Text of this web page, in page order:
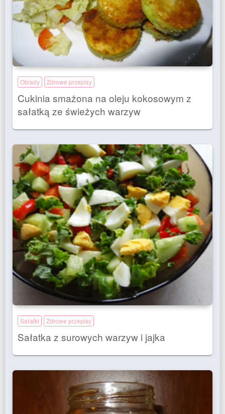
Obiady Zdrowe przepisy
Cukinia smażona na oleju kokosowym z
sałatką ze świeżych warzyw
Sałatki Zdrowe przepisy
Sałatka z surowych warzyw i jajka